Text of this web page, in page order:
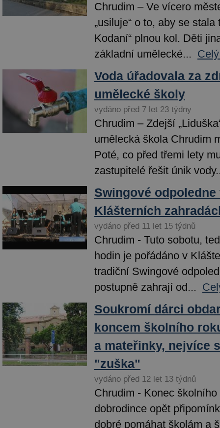
Chrudim – Ve vícero
„usiluje“ o to, aby se stala
Kodaní“ plnou kol. Děti
základní umělecké...
Voda úřadovala za
umělecké školy
vydáno před 7 let 23 týdny
Chrudim – Zdejší
umělecká škola Chrudim
Poté, co před třemi lety
zastupitelé řešit únik
Swingové
Klášterních
vydáno před 11 let 15 týdnů
Chrudim - Tuto sobotu,
hodin je pořádáno v
tradiční Swingové
postupně zahrají od...
Soukromí dárci
koncem školního
a mateřinky, nejvíce
"zuška"
vydáno před 12 let 13 týdnů
Chrudim - Konec
dobrodince opět
dobré pomáhat školám a